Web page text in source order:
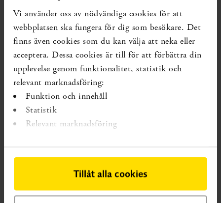
Vi använder oss av nödvändiga cookies för att
webbplatsen ska fungera för dig som besökare. Det
finns även cookies som du kan välja att neka eller
acceptera. Dessa cookies är till för att förbättra din
upplevelse genom funktionalitet, statistik och
relevant marknadsföring:
Funktion och innehåll
Statistik
Relevant marknadsföring
Tillåt alla cookies
finns om effekten av metoden Ett självständigt liv (ESL)
för personer som tvångsvårdas för skadligt
substansbruk?
Frågeställare:
Statens institutionsstyrelse (SiS)
Sammanfattning
SBU:s upplysningstjänst har efter litteratursökning varken
identifierat någon relevant systematisk översikt eller
Läs Upplysningstjänstens svar
Om SBU:s upplysningstjänst